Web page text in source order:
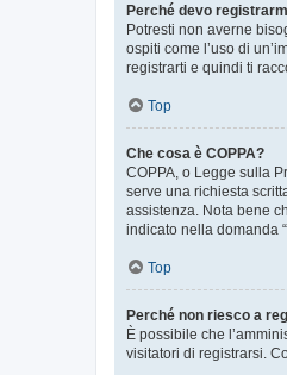
Perché devo
Potresti non averne
ospiti come l’uso di
registrarti e quindi ti
Top
Che cosa è COPPA?
COPPA, o Legge sulla
serve una richiesta
assistenza. Nota bene
indicato nella domanda
Top
Perché non riesco a
È possibile che
visitatori di registrarsi.